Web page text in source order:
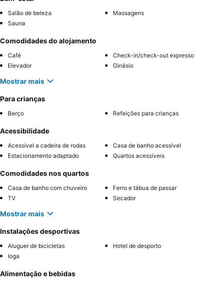
Salão de beleza
Massagens
Sauna
Comodidades do alojamento
Café
Check-in/check-out expresso
Elevador
Ginásio
Mostrar mais
Para crianças
Berço Refeições para crianças
Acessibilidade
Acessível a cadeira de rodas
Casa de banho acessível
Estacionamento adaptado
Quartos acessíveis
Comodidades nos quartos
Casa de banho com chuveiro
Ferro e tábua de passar
TV
Secador
Mostrar mais
Instalações desportivas
Aluguer de bicicletas
Hotel de desporto
Ioga
Alimentação e bebidas